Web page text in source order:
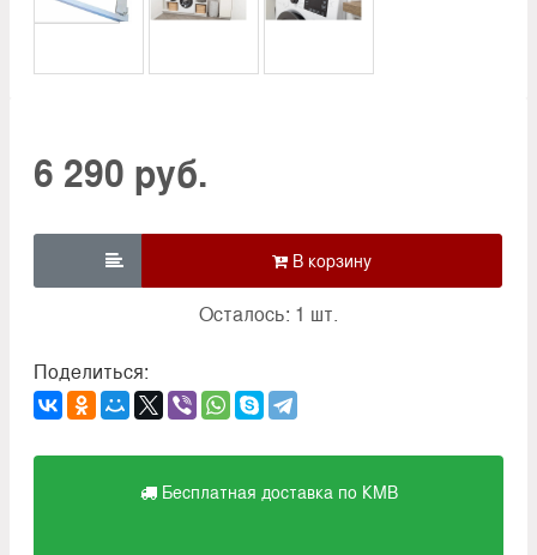
6 290 руб.

Осталось: 1 шт.
Поделиться:
Бесплатная доставка по КМВ